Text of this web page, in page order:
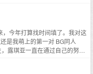
想猜测，百花齐放，各有所
弃文可以了，不用告诉我，谢
今年打算找时间填了。我对这
是我萌上的第一对 BG同人
露琪亚一直在通过自己的努力
金，进入庭卫十三队……她的